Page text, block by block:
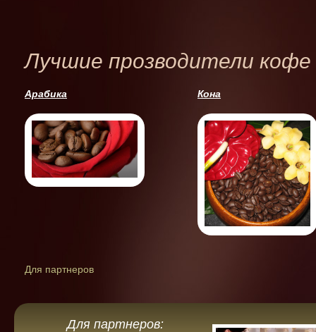
Лучшие прозводители кофе
Арабика Кона
Для партнеров
Для партнеров: